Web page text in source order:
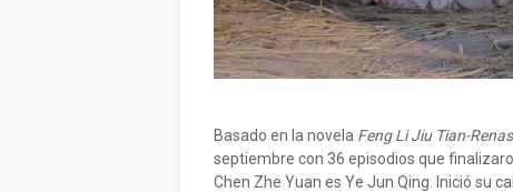
Basado en la novela Feng Li Jiu Tian-
septiembre con 36 episodios que
Chen Zhe Yuan es Ye Jun Qing. Inició su